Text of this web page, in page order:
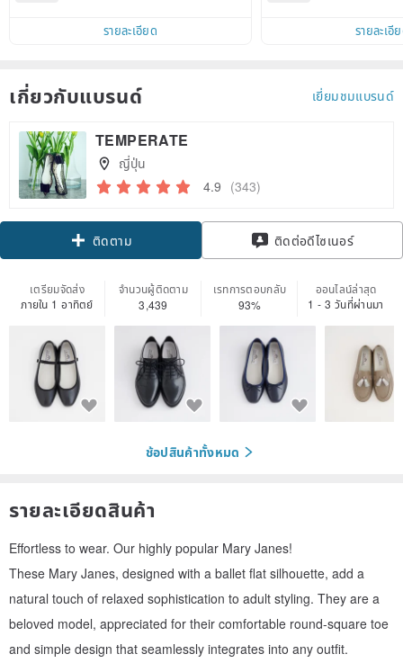
within 7 days!
รายละเอียด
รายละเอี
เกี่ยวกับแบรนด์ เยี่ยมชมแบรนด์
TEMPERATE
ญี่ปุ่น
4.9 (343)
ติดตาม ติดต่อดีไซเนอร์
เตรียมจัดส่ง
ภายใน 1 อาทิตย์
จำนวนผู้ติดตาม
3,439
เรทการตอบกลับ
93%
ออนไลน์ล่าสุด
1 - 3 วันที่ผ่านมา
ช้อปสินค้าทั้งหมด
รายละเอียดสินค้า
Effortless to wear. Our highly popular Mary Janes!
These Mary Janes, designed with a ballet flat silhouette, add a
natural touch of relaxed sophistication to adult styling. They are a
beloved model, appreciated for their comfortable round-square toe
and simple design that seamlessly integrates into any outfit.